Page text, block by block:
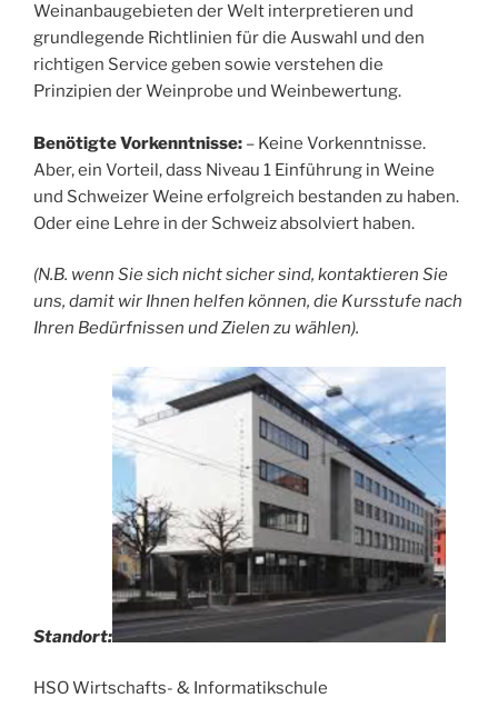
Weinanbaugebieten der Welt interpretieren und
grundlegende Richtlinien für die Auswahl und den
richtigen Service geben sowie verstehen die
Prinzipien der Weinprobe und Weinbewertung.
Benötigte Vorkenntnisse: – Keine Vorkenntnisse.
Aber, ein Vorteil, dass Niveau 1 Einführung in Weine
und Schweizer Weine erfolgreich bestanden zu haben.
Oder eine Lehre in der Schweiz absolviert haben.
(N.B. wenn Sie sich nicht sicher sind, kontaktieren Sie
uns, damit wir Ihnen helfen können, die Kursstufe nach
Ihren Bedürfnissen und Zielen zu wählen).
Standort:
HSO Wirtschafts- & Informatikschule